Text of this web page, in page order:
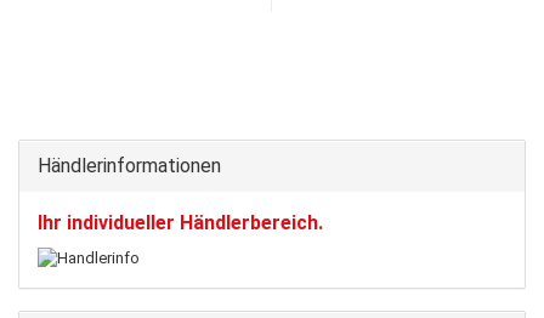
Händlerinformationen
Ihr individueller Händlerbereich.